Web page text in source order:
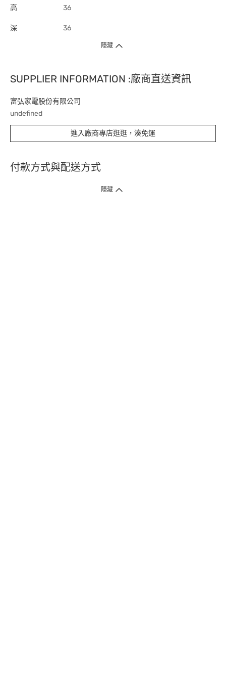
高 36
深 36
隱藏
SUPPLIER INFORMATION :廠商直送資訊
富弘家電股份有限公司
undefined
進入廠商專店逛逛，湊免運
付款方式與配送方式
隱藏